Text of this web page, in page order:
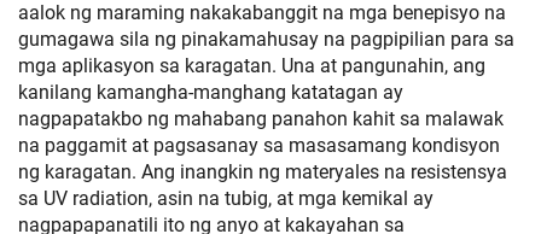
aalok ng maraming nakakabanggit na mga benepisyo na
gumagawa sila ng pinakamahusay na pagpipilian para sa
mga aplikasyon sa karagatan. Una at pangunahin, ang
kanilang kamangha-manghang katatagan ay
nagpapatakbo ng mahabang panahon kahit sa malawak
na paggamit at pagsasanay sa masasamang kondisyon
ng karagatan. Ang inangkin ng materyales na resistensya
sa UV radiation, asin na tubig, at mga kemikal ay
nagpapapanatili ito ng anyo at kakayahan sa